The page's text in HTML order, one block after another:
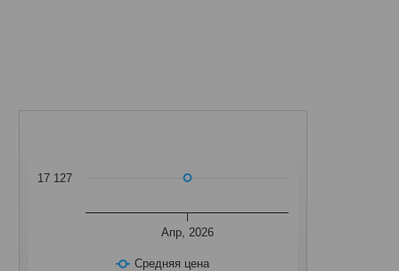
Средняя цена
Апр, 2026
17 127